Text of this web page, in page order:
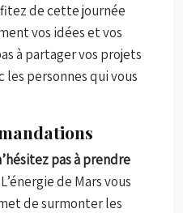
de cette journée
vos idées et vos
à partager vos projets
les personnes qui vous
pas à prendre
L’énergie de Mars vous
de surmonter les